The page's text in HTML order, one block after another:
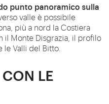
punto panoramico sulla
valle è possibile
più a nord la Costiera
il Monte Disgrazia, il profilo
le Valli del Bitto.
LE